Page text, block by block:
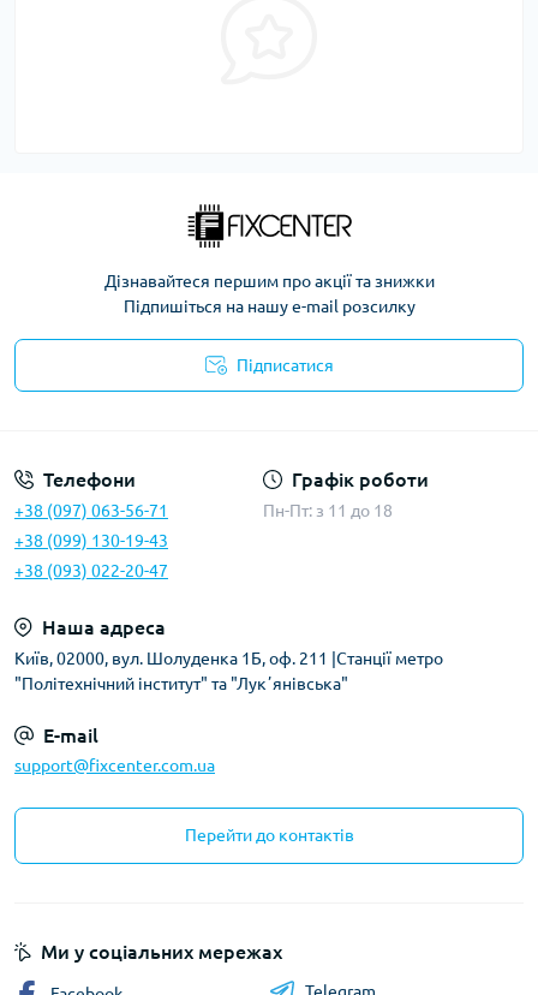
Дізнавайтеся першим про акції та знижки
Підпишіться на нашу e-mail розсилку
Підписатися
Телефони
+38 (097) 063-56-71
+38 (099) 130-19-43
+38 (093) 022-20-47
Графік роботи
Пн-Пт: з 11 до 18
Наша адреса
Київ, 02000, вул. Шолуденка 1Б, оф. 211 |Станції метро
"Політехнічний інститут" та "Лукʼянівська"
E-mail
support@fixcenter.com.ua
Перейти до контактів
Ми у соціальних мережах